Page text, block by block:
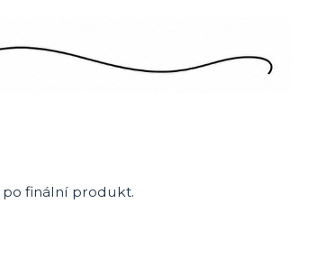
po finální produkt.